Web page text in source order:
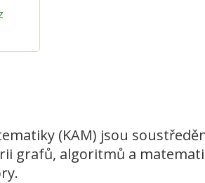
(KAM) jsou
grafů, algoritmů a